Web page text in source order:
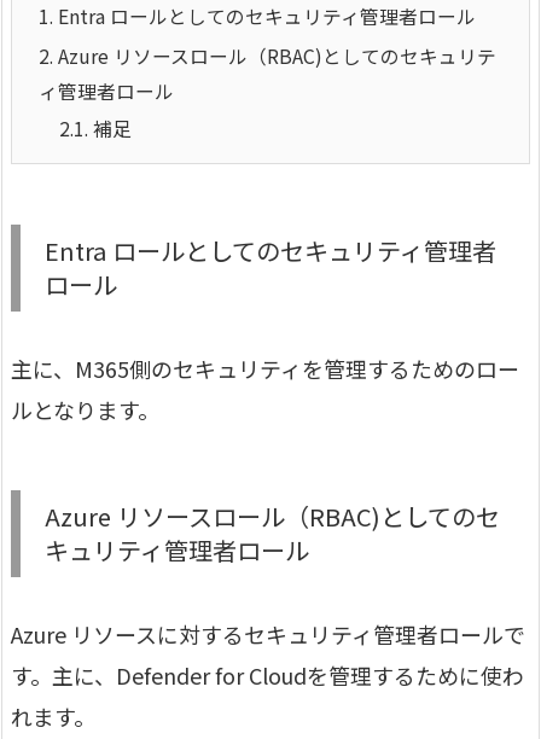
1. Entra ロールとしてのセキュリティ管理者ロール
2. Azure リソースロール（RBAC)としてのセキュリテ
ィ管理者ロール
2.1. 補足
Entra ロールとしてのセキュリティ管理者
ロール
主に、M365側のセキュリティを管理するためのロー
ルとなります。
Azure リソースロール（RBAC)としてのセ
キュリティ管理者ロール
Azure リソースに対するセキュリティ管理者ロールで
す。主に、Defender for Cloudを管理するために使わ
れます。